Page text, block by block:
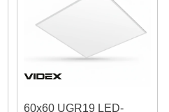
60x60 UGR19 LED-